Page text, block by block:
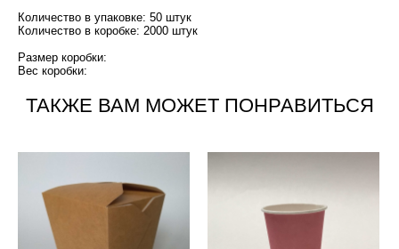
Количество в упаковке: 50 штук
Количество в коробке: 2000 штук
Размер коробки:
Вес коробки:
ТАКЖЕ ВАМ МОЖЕТ ПОНРАВИТЬСЯ